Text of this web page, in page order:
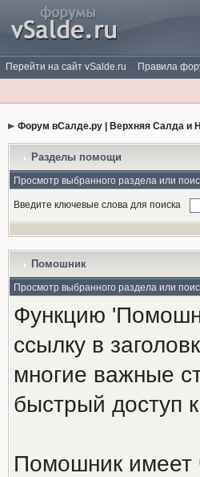
Перейти на сайт vSalde.ru Правила
Форум вСалде.ру | Верхняя Салда и
Разделы помощи
Просмотр выбранного раздела или
Введите ключевые слова для поиска
Помошник
Просмотр выбранного раздела или
Функцию
ссылку в
многие важные
быстрый доступ
Помошник имеет